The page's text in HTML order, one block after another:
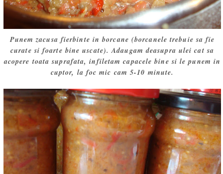
Punem zacusa fierbinte in borcane (borcanele trebuie sa fie
curate si foarte bine uscate). Adaugam deasupra ulei cat sa
acopere toata suprafata, infiletam capacele bine si le punem in
cuptor, la foc mic cam 5-10 minute.